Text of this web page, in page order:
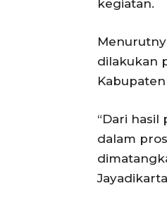
kegiatan.
dilakukan
“Dari
dalam
Jayadikarta